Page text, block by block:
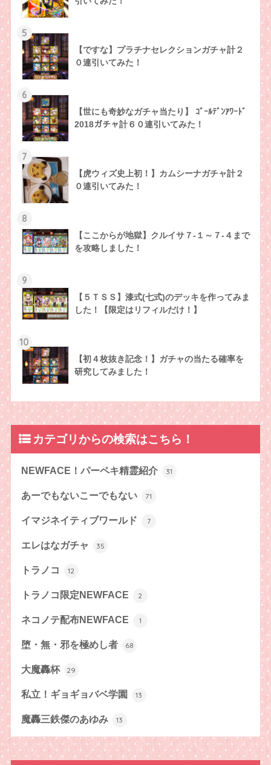
5
【ですな】プラチナセレクションガチャ計２
０連引いてみた！
6
【世にも奇妙なガチャ当たり】 ｺﾞｰﾙﾃﾞﾝｱﾜｰﾄﾞ
2018ガチャ計６０連引いてみた！
7
【虎ウィズ史上初！】カムシーナガチャ計２
０連引いてみた！
8
【ここからが地獄】クルイサ７-１～７-４まで
を攻略しました！
9
【５ＴＳＳ】漆式(七式)のデッキを作ってみま
した！【限定はリフィルだけ！】
10
【初４枚抜き記念！】ガチャの当たる確率を
研究してみました！
カテゴリからの検索はこちら！
NEWFACE！パーペキ精霊紹介 31
あーでもないこーでもない 71
イマジネイティブワールド 7
エレはなガチャ 35
トラノコ 12
トラノコ限定NEWFACE 2
ネコノテ配布NEWFACE 1
堕・無・邪を極めし者 68
大魔轟杯 29
私立！ギョギョバベ学園 13
魔轟三鉄傑のあゆみ 13